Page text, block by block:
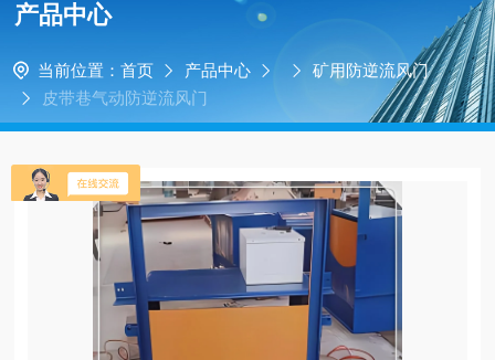
产品中心
当前位置： 首页 产品中心
矿用防逆流风门
皮带巷气动防逆流风门